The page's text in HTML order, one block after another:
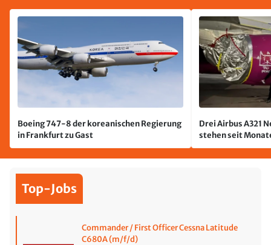
Boeing 747-8 der koreanischen Regierung
in Frankfurt zu Gast
Drei Airbus A321
stehen seit
jetzt wurde einer
Top-Jobs
Commander / First Officer Cessna Latitude
C680A (m/f/d)